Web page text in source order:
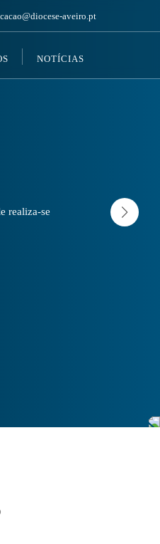
aveiro.pt
NOTÍCIAS
realiza-se